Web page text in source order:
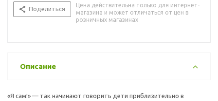
Поделиться
Цена действительна только для интернет-
магазина и может отличаться от цен в
розничных магазинах
Описание
«Я сам!» — так начинают говорить дети приблизительно в